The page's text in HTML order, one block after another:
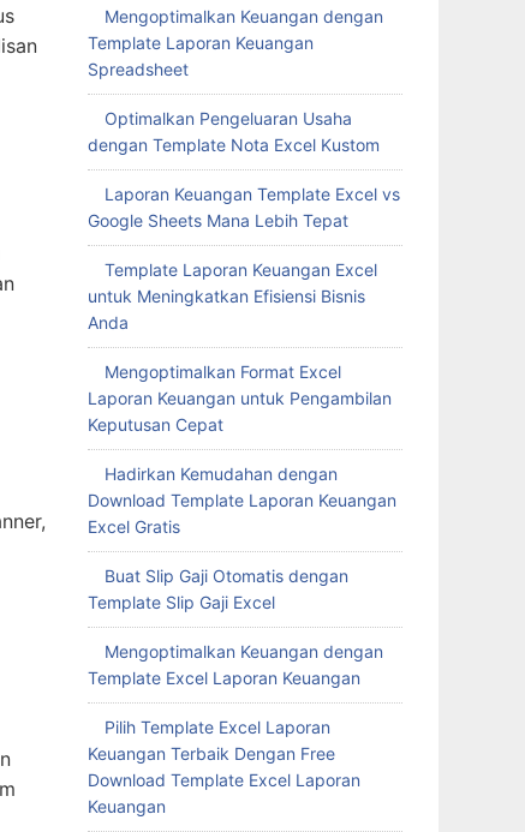
Mengoptimalkan Keuangan dengan
Template Laporan Keuangan
Spreadsheet
Optimalkan Pengeluaran Usaha
dengan Template Nota Excel Kustom
Laporan Keuangan Template Excel vs
Google Sheets Mana Lebih Tepat
Template Laporan Keuangan Excel
untuk Meningkatkan Efisiensi Bisnis
Anda
Mengoptimalkan Format Excel
Laporan Keuangan untuk Pengambilan
Keputusan Cepat
Hadirkan Kemudahan dengan
Download Template Laporan Keuangan
Excel Gratis
Buat Slip Gaji Otomatis dengan
Template Slip Gaji Excel
Mengoptimalkan Keuangan dengan
Template Excel Laporan Keuangan
Pilih Template Excel Laporan
Keuangan Terbaik Dengan Free
Download Template Excel Laporan
Keuangan